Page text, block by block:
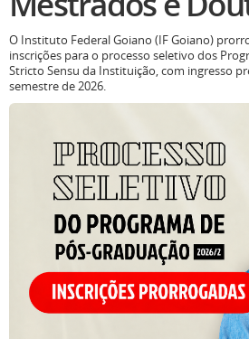
O Instituto Federal Goiano (IF Goiano)
inscrições para o processo seletivo dos
Stricto Sensu da Instituição, com ingresso
semestre de 2026.